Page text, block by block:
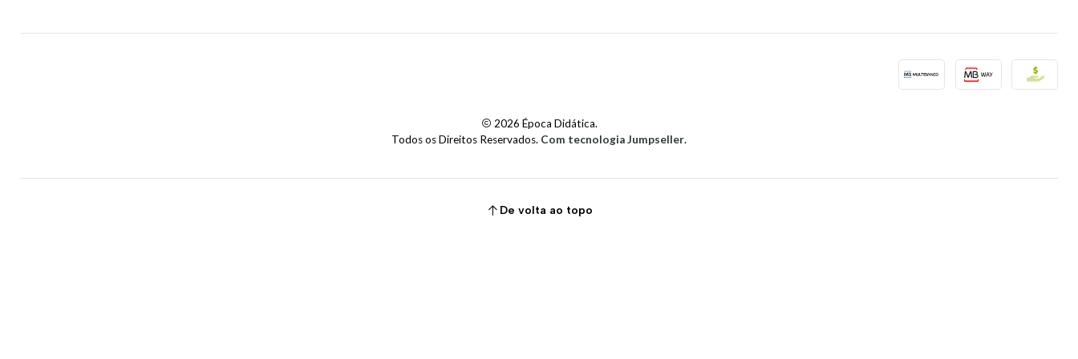
2026 Época Didática.
Todos os Direitos Reservados. Com tecnologia Jumpseller.
De volta ao topo